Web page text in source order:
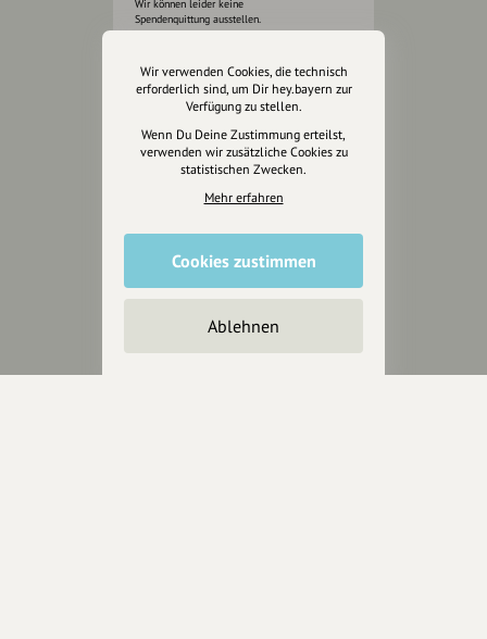
Wir können leider keine
Spendenquittung ausstellen.
Wir verwenden Cookies, die technisch
erforderlich sind, um Dir hey.bayern zur
Verfügung zu stellen.
Wenn Du Deine Zustimmung erteilst,
verwenden wir zusätzliche Cookies zu
statistischen Zwecken.
Mehr erfahren
Cookies zustimmen
Ablehnen